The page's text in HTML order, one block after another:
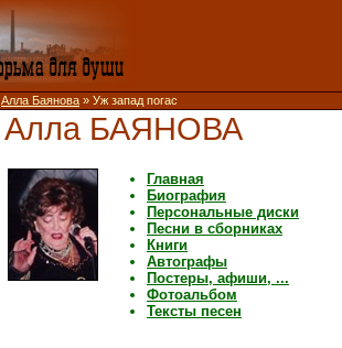
Алла Баянова » Уж запад погас
Алла БАЯНОВА
Главная
Биография
Персональные диски
Песни в сборниках
Книги
Автографы
Постеры, афиши, ...
Фотоальбом
Тексты песен